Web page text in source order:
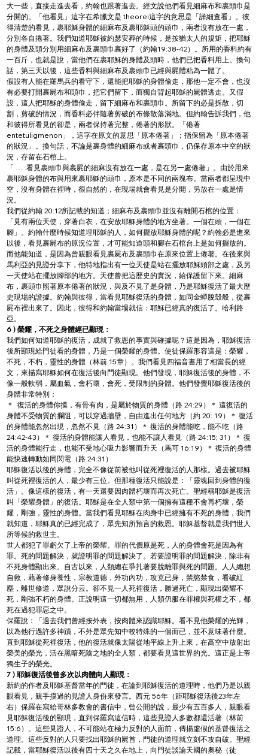
大一些，直接走進去看，約翰也跟著進去。經文說他們看見細麻布和裹頭巾是
分開的。「他看見」這字在希臘文是 theorei這字的意思是「詳細查看」。彼
得清楚的看見，裹耶穌身體的細麻布及裹耶穌頭的頭巾，兩者沒有放在一處，
分別各自捲著。我們知道耶穌被約瑟安葬的時候，是按猶太人的規矩，把耶穌
的身體及頭分別用細麻布及裹頭巾裹好了（約翰19:38-42）。所用的香料約有
一百斤，也就是說，當他們在裹耶穌的身體及頭時，他們已把香料用上。換句
話，第三天以後，這些香料與細麻布及裹頭巾已經與屍體粘為一體了。
假設有人能在羅馬兵的看守下，還能把耶穌的身體偷走，那他一定不會，也沒
有必要打開裹屍布和頭巾，把它們留下，而獨自背起耶穌的屍體逃走。又假
設，這人把耶穌的身體偷走，留下細麻布和裹頭巾。所留下的必是拆散，切
割，剪破的情況，而香料必伴隨著剪破的布條散落滿地。但約翰告訴我們，他
和彼得所看見的卻是，兩者保持著完整，倦著的形狀。「倦著
entetuligmenon」，這字在原文的意思「原本倦著」；指保留為「原本倦著
的狀況」。換句話，不論是裹身體的細麻布或者裹頭巾，仍保存原本中空的狀
況，存留在石棺上。
「 … .看見裹頭巾與裹屍的細麻沒有放在一處，是在另一處倦著」。由於用來
裹耶穌身體的布與用來裹耶穌的頭巾，原本是不同的兩塊布。當兩者都呈現中
空，沒有身體在裡時，很自然的，在現場就會看見是分開，另放在一處是情
況。
我們從約翰 20:12所記載的知道；細麻布及裹頭巾並沒有離開石棺的位置：
「見有兩位天使，穿著白衣，在安放耶穌身體的地方坐著。一個在頭，一個在
腳」。約翰什麼時候知道埋耶穌的人，如何擺放耶穌身體的呢？約翰必是進來
以後，看見裹屍布的原況位置，才可能知道頭和腳在石棺台上是如何擺放的。
而他能知道，是因為曾親眼看見裹屍布及裹頭巾在原來位置上倦著。在後來與
馬利亞的見證分享下，他特地指出有一位天使是站在擺放耶穌頭部之處，及另
一天使站在擺放腳部的地方。天使曾把這歷史的實況，給保護留下來。細麻
布，裹頭巾照著原本倦著的狀況，與及不見了是身體，乃是耶穌復活了最大歷
史現場的證據。約翰與彼得，當看見耶穌復活的身體，如同金蟬脫殼般，從裹
屍布裡出來了。因此，彼得和約翰當場就信：耶穌已經真的復活了。哈利路
亞。
6 ) 榮耀，不死之身體經已顯現：
我們如何知道耶穌的復活，成就了救恩的事實與確據呢？這是因為，耶穌復活
後所顯現給門徒看的身體，乃是一個榮耀的身體。使徒保羅形容這是：榮耀，
不死，不朽，靈性的身體（林前 15章）。我們看見四福音書用了相當長的經
文，來描寫耶穌如何在復活後向門徒顯現。他們發現，耶穌復活後的身體，不
像一般軟弱，屬血氣，會朽壞，會死，受限制的身體。他們發覺耶穌復活後的
身體非常特別：
＊  復活的身體你摸，有骨有肉，是屬於物質的身體（路 24:29）＊ 這復活的
身體不受物質的攔阻，可以穿過牆壁，自由進出任何地方（約 20: 19）＊ 復活
的身體能忽然出現，忽然不見（路 24:31）＊ 復活的身體能吃，能不吃（路
24:42-43）＊ 復活的身體能讓人看見，也能不讓人看見（路 24:15; 31）＊ 復
活的身體能行走，也能不受地心吸力影響而升天（馬可 16:19）＊ 復活的身體
能快速轉動如同閃電（路 24:31）
耶穌復活以後的身體，完全不像從前被他叫從死裡復活的人那樣。過去被耶穌
叫從死裡復活的人，最少有三位。但那種復活只能說是：「靈魂回到身體的復
活」。像這樣的復活，有一天還要因肉體朽壞而再次死亡。聖經稱耶穌是復活
叫「榮耀身體」的復活。耶穌是在全人類中第一個擁有這種不會再朽壞，榮
耀，剛強，靈性的身體。當我們看見耶穌在肉身中已經擁有不死的身體，我們
就知道，耶穌真的已經完成了，眾先知所預言的救恩。耶穌基督就是我們世人
所等候的救世主。
世人都犯了罪虧欠了上帝的榮耀。罪的代價原是死，人的身體會死是因為有
罪。死的問題解決，就證明罪的問題解決了。若要證明罪的問題解決，除非有
不死身體顯出來。自古以來，人類總在爭扎著要脫離罪與死的問題。人人總想
自救，藉著修身養性，宗教道德，外功內功，攻克已身，禁慾禁食，看破紅
塵，離世修道，眾說分云。卻不見一人死裡復活，勝過死亡，顯現出榮耀不
死，剛強不朽的身體。正說明這一切都無用，人類仍服在罪權與死權之不，都
死在過犯罪惡之中。
保羅說：「過去我們曾經按外表，按肉體來認識耶穌。看不見他榮耀的光輝，
以為他行過許多神蹟，不外是眾先知中較特殊的一個而已，並不意味著什麼。
直到耶穌從死裡復活，他的復活就像太陽從地平線上升上來，在高空中放射出
榮美的榮光，活在黑暗死陰之地的全人類，都要看見這世界的光。這正是上帝
獨生子的榮光。
7 ) 耶穌復活後曾多次以肉體向人顯現：
新約的作者及耶穌基督當年的門徒，在論到耶穌復活的道理時，他們乃是以親
眼看見，親手摸過的見證人身份來發言。西元 56年（距耶穌復活後23年左
右）保羅在寫給哥林多教會的書信中，曾公開的說，最少有五百多人，親眼看
見耶穌復活後的顯現，直到保羅寫這信時，這些見證人多數都還活著（林前
15:6）。這些見證人，不可能站在極力反對的人面前，傳揚虛假的基督復活之
道理。這些反對的人只要找出耶穌的屍首，門徒的道理就立刻不攻自破。聖經
記載，當耶穌復活以後有四十天之久在地上，向門徒談論天國的奧秘（徒